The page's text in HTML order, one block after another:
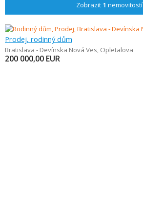
Zobrazit 1 nemovitostí
Prodej, rodinný dům
Bratislava - Devínska Nová Ves, Opletalova
200 000,00 EUR